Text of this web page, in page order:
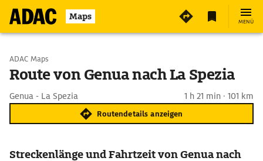
Maps MENÜ
Start wählen
ADAC Maps
Route von Genua nach La Spezia
Genua - La Spezia 1 h 21 min · 101 km
Routendetails anzeigen
Streckenlänge und Fahrtzeit von Genua nach